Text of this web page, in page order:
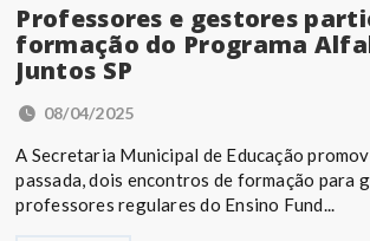
Professores e gestores
formação do Programa
Juntos SP
08/04/2025
A Secretaria Municipal de Educação
passada, dois encontros de formação para
professores regulares do Ensino Fund...